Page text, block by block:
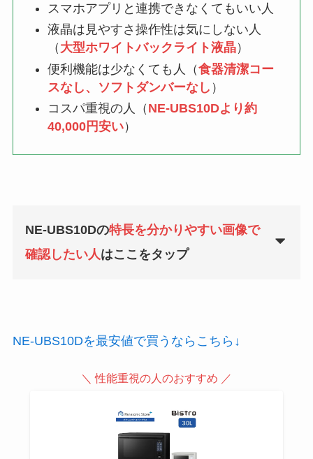
スマホアプリと連携できなくてもいい人
液晶は見やすさ操作性は気にしない人
（ 大型ホワイトバックライト液晶）
便利機能は少なくても人（食器清潔コー
スなし、ソフトダンバーなし ）
コスパ重視の人（ NE-UBS10Dより約
40,000円安い）
NE-UBS10Dの特長を分かりやすい画像で
確認したい人 はここをタップ
NE-UBS10Dを最安値で買うならこちら↓
＼ 性能重視の人のおすすめ ／